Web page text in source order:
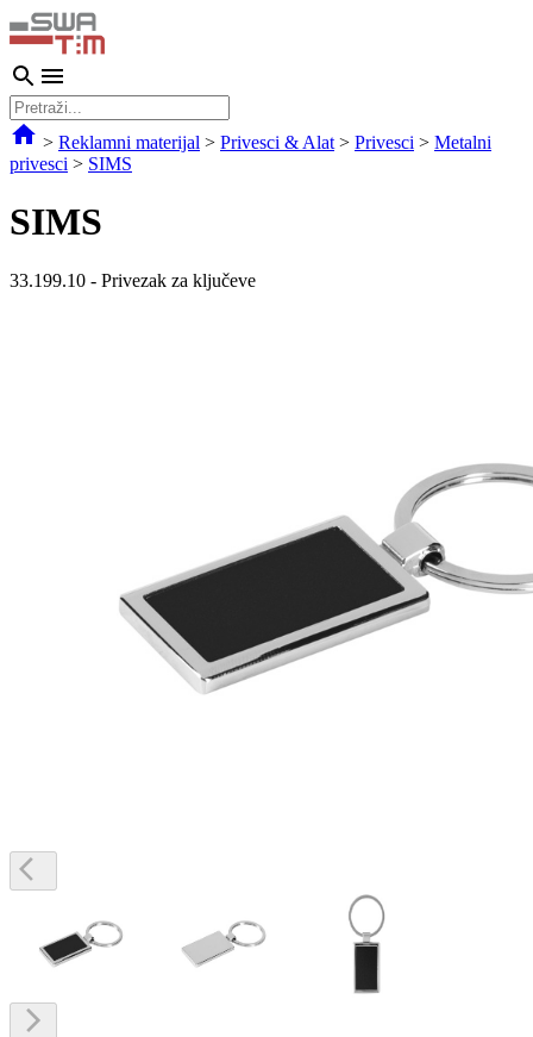
> Reklamni materijal > Privesci & Alat > Privesci > Metalni
privesci > SIMS
SIMS
33.199.10 - Privezak za ključeve